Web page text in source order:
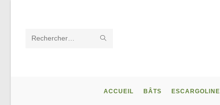
Rechercher
ACCUEIL BÂTS ESCARGOLINE